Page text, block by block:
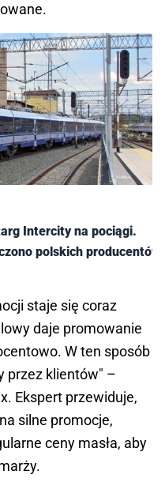
Intercity na pociągi.
polskich producentów
staje się coraz
daje promowanie
W ten sposób
przez klientów" –
Ekspert przewiduje,
silne promocje,
ceny masła, aby